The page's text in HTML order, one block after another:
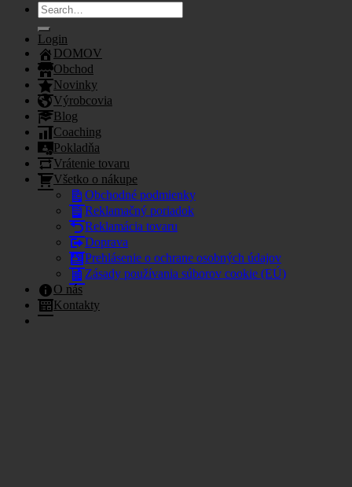
Search
for:
Login
DOMOV
Obchod
Novinky
Výrobcovia
Blog
Coaching
Pokladňa
Vrátenie tovaru
Všetko o nákupe
Obchodné podmienky
Reklamačný poriadok
Reklamácia tovaru
Doprava
Prehlásenie o ochrane osobných údajov
Zásady používania súborov cookie (EÚ)
O nás
Kontakty